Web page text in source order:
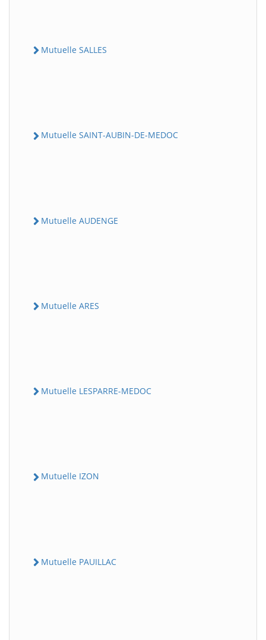
Mutuelle SALLES
Mutuelle SAINT-AUBIN-DE-MEDOC
Mutuelle AUDENGE
Mutuelle ARES
Mutuelle LESPARRE-MEDOC
Mutuelle IZON
Mutuelle PAUILLAC